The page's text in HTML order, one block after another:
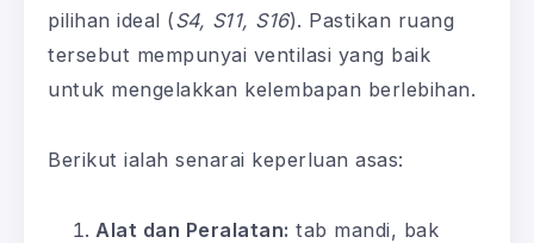
pilihan ideal (S4, S11, S16). Pastikan ruang
tersebut mempunyai ventilasi yang baik
untuk mengelakkan kelembapan berlebihan.
Berikut ialah senarai keperluan asas:
Alat dan Peralatan: tab mandi, bak